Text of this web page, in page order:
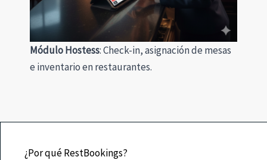
Módulo Hostess: Check-in, asignación de mesas
e inventario en restaurantes.
¿Por qué RestBookings?